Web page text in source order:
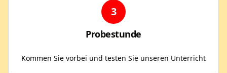
3
Probestunde
Kommen Sie vorbei und testen Sie unseren Unterricht